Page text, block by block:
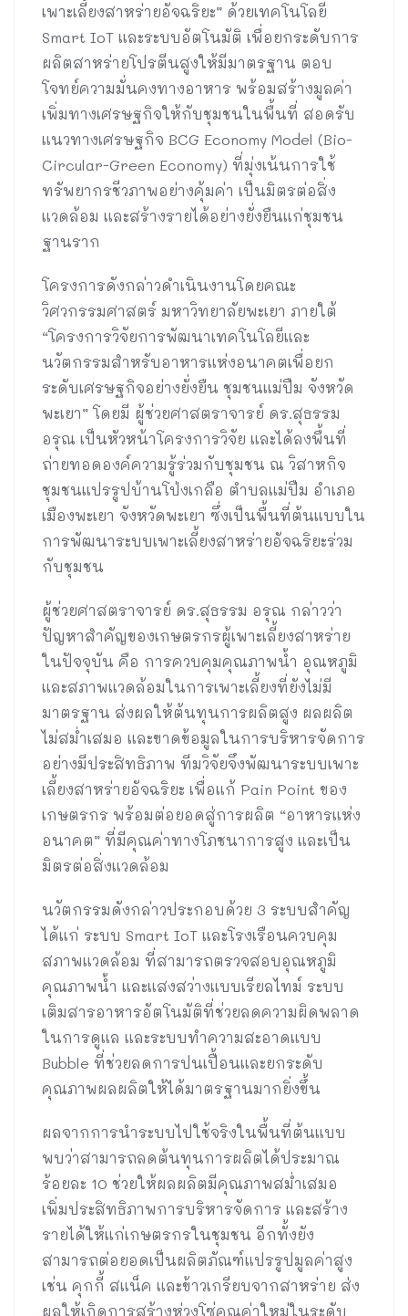
เพาะเลี้ยงสาหร่ายอัจฉริยะ” ด้วยเทคโนโลยี
Smart IoT และระบบอัตโนมัติ เพื่อยกระดับการ
ผลิตสาหร่ายโปรตีนสูงให้มีมาตรฐาน ตอบ
โจทย์ความมั่นคงทางอาหาร พร้อมสร้างมูลค่า
เพิ่มทางเศรษฐกิจให้กับชุมชนในพื้นที่ สอดรับ
แนวทางเศรษฐกิจ BCG Economy Model (Bio-
Circular-Green Economy) ที่มุ่งเน้นการใช้
ทรัพยากรชีวภาพอย่างคุ้มค่า เป็นมิตรต่อสิ่ง
แวดล้อม และสร้างรายได้อย่างยั่งยืนแก่ชุมชน
ฐานราก
โครงการดังกล่าวดำเนินงานโดยคณะ
วิศวกรรมศาสตร์ มหาวิทยาลัยพะเยา ภายใต้
“โครงการวิจัยการพัฒนาเทคโนโลยีและ
นวัตกรรมสำหรับอาหารแห่งอนาคตเพื่อยก
ระดับเศรษฐกิจอย่างยั่งยืน ชุมชนแม่ปืม จังหวัด
พะเยา” โดยมี ผู้ช่วยศาสตราจารย์ ดร.สุธรรม
อรุณ เป็นหัวหน้าโครงการวิจัย และได้ลงพื้นที่
ถ่ายทอดองค์ความรู้ร่วมกับชุมชน ณ วิสาหกิจ
ชุมชนแปรรูปบ้านโป่งเกลือ ตำบลแม่ปืม อำเภอ
เมืองพะเยา จังหวัดพะเยา ซึ่งเป็นพื้นที่ต้นแบบใน
การพัฒนาระบบเพาะเลี้ยงสาหร่ายอัจฉริยะร่วม
กับชุมชน
ผู้ช่วยศาสตราจารย์ ดร.สุธรรม อรุณ กล่าวว่า
ปัญหาสำคัญของเกษตรกรผู้เพาะเลี้ยงสาหร่าย
ในปัจจุบัน คือ การควบคุมคุณภาพน้ำ อุณหภูมิ
และสภาพแวดล้อมในการเพาะเลี้ยงที่ยังไม่มี
มาตรฐาน ส่งผลให้ต้นทุนการผลิตสูง ผลผลิต
ไม่สม่ำเสมอ และขาดข้อมูลในการบริหารจัดการ
อย่างมีประสิทธิภาพ ทีมวิจัยจึงพัฒนาระบบเพาะ
เลี้ยงสาหร่ายอัจฉริยะ เพื่อแก้ Pain Point ของ
เกษตรกร พร้อมต่อยอดสู่การผลิต “อาหารแห่ง
อนาคต” ที่มีคุณค่าทางโภชนาการสูง และเป็น
มิตรต่อสิ่งแวดล้อม
นวัตกรรมดังกล่าวประกอบด้วย 3 ระบบสำคัญ
ได้แก่ ระบบ Smart IoT และโรงเรือนควบคุม
สภาพแวดล้อม ที่สามารถตรวจสอบอุณหภูมิ
คุณภาพน้ำ และแสงสว่างแบบเรียลไทม์ ระบบ
เติมสารอาหารอัตโนมัติที่ช่วยลดความผิดพลาด
ในการดูแล และระบบทำความสะอาดแบบ
Bubble ที่ช่วยลดการปนเปื้อนและยกระดับ
คุณภาพผลผลิตให้ได้มาตรฐานมากยิ่งขึ้น
ผลจากการนำระบบไปใช้จริงในพื้นที่ต้นแบบ
พบว่าสามารถลดต้นทุนการผลิตได้ประมาณ
ร้อยละ 10 ช่วยให้ผลผลิตมีคุณภาพสม่ำเสมอ
เพิ่มประสิทธิภาพการบริหารจัดการ และสร้าง
รายได้ให้แก่เกษตรกรในชุมชน อีกทั้งยัง
สามารถต่อยอดเป็นผลิตภัณฑ์แปรรูปมูลค่าสูง
เช่น คุกกี้ สแน็ค และข้าวเกรียบจากสาหร่าย ส่ง
ผลให้เกิดการสร้างห่วงโซ่คุณค่าใหม่ในระดับ